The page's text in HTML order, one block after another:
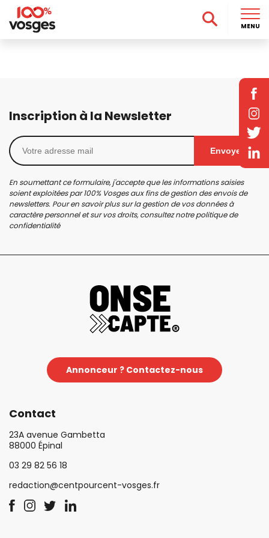
Inscription à la Newsletter
Envoyer
En soumettant ce formulaire, j'accepte que les informations saisies
soient exploitées par 100% Vosges aux fins de gestion des envois de
newsletters. Pour en savoir plus sur la gestion de vos données à
caractère personnel et sur vos droits, consultez notrepolitique de
confidentialité
Annonceur ? Contactez-nous
Contact
23A avenue Gambetta
88000 Épinal
03 29 82 56 18
redaction@centpourcent-vosges.fr
MENU